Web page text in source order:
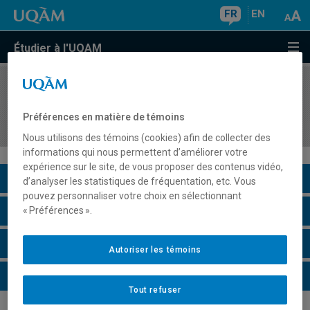
FR EN
Étudier à l'UQAM
COURS//
1 : Foundations of English Linguistics
Description du cours
Horaire - Été 2026
Horaire - Automne 2026
Horaire - Hiver 2027
Préférences en matière de témoins
Nous utilisons des témoins (cookies) afin de collecter des
informations qui nous permettent d’améliorer votre
expérience sur le site, de vous proposer des contenus vidéo,
d’analyser les statistiques de fréquentation, etc. Vous
pouvez personnaliser votre choix en sélectionnant
« Préférences ».
Tout refuser
Autoriser les témoins